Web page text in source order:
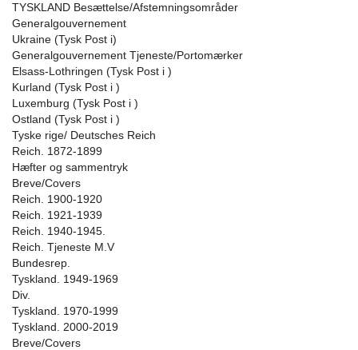
TYSKLAND Besættelse/Afstemningsområder
Generalgouvernement
Ukraine (Tysk Post i)
Generalgouvernement Tjeneste/Portomærker
Elsass-Lothringen (Tysk Post i )
Kurland (Tysk Post i )
Luxemburg (Tysk Post i )
Ostland (Tysk Post i )
Tyske rige/ Deutsches Reich
Reich. 1872-1899
Hæfter og sammentryk
Breve/Covers
Reich. 1900-1920
Reich. 1921-1939
Reich. 1940-1945.
Reich. Tjeneste M.V
Bundesrep.
Tyskland. 1949-1969
Div.
Tyskland. 1970-1999
Tyskland. 2000-2019
Breve/Covers